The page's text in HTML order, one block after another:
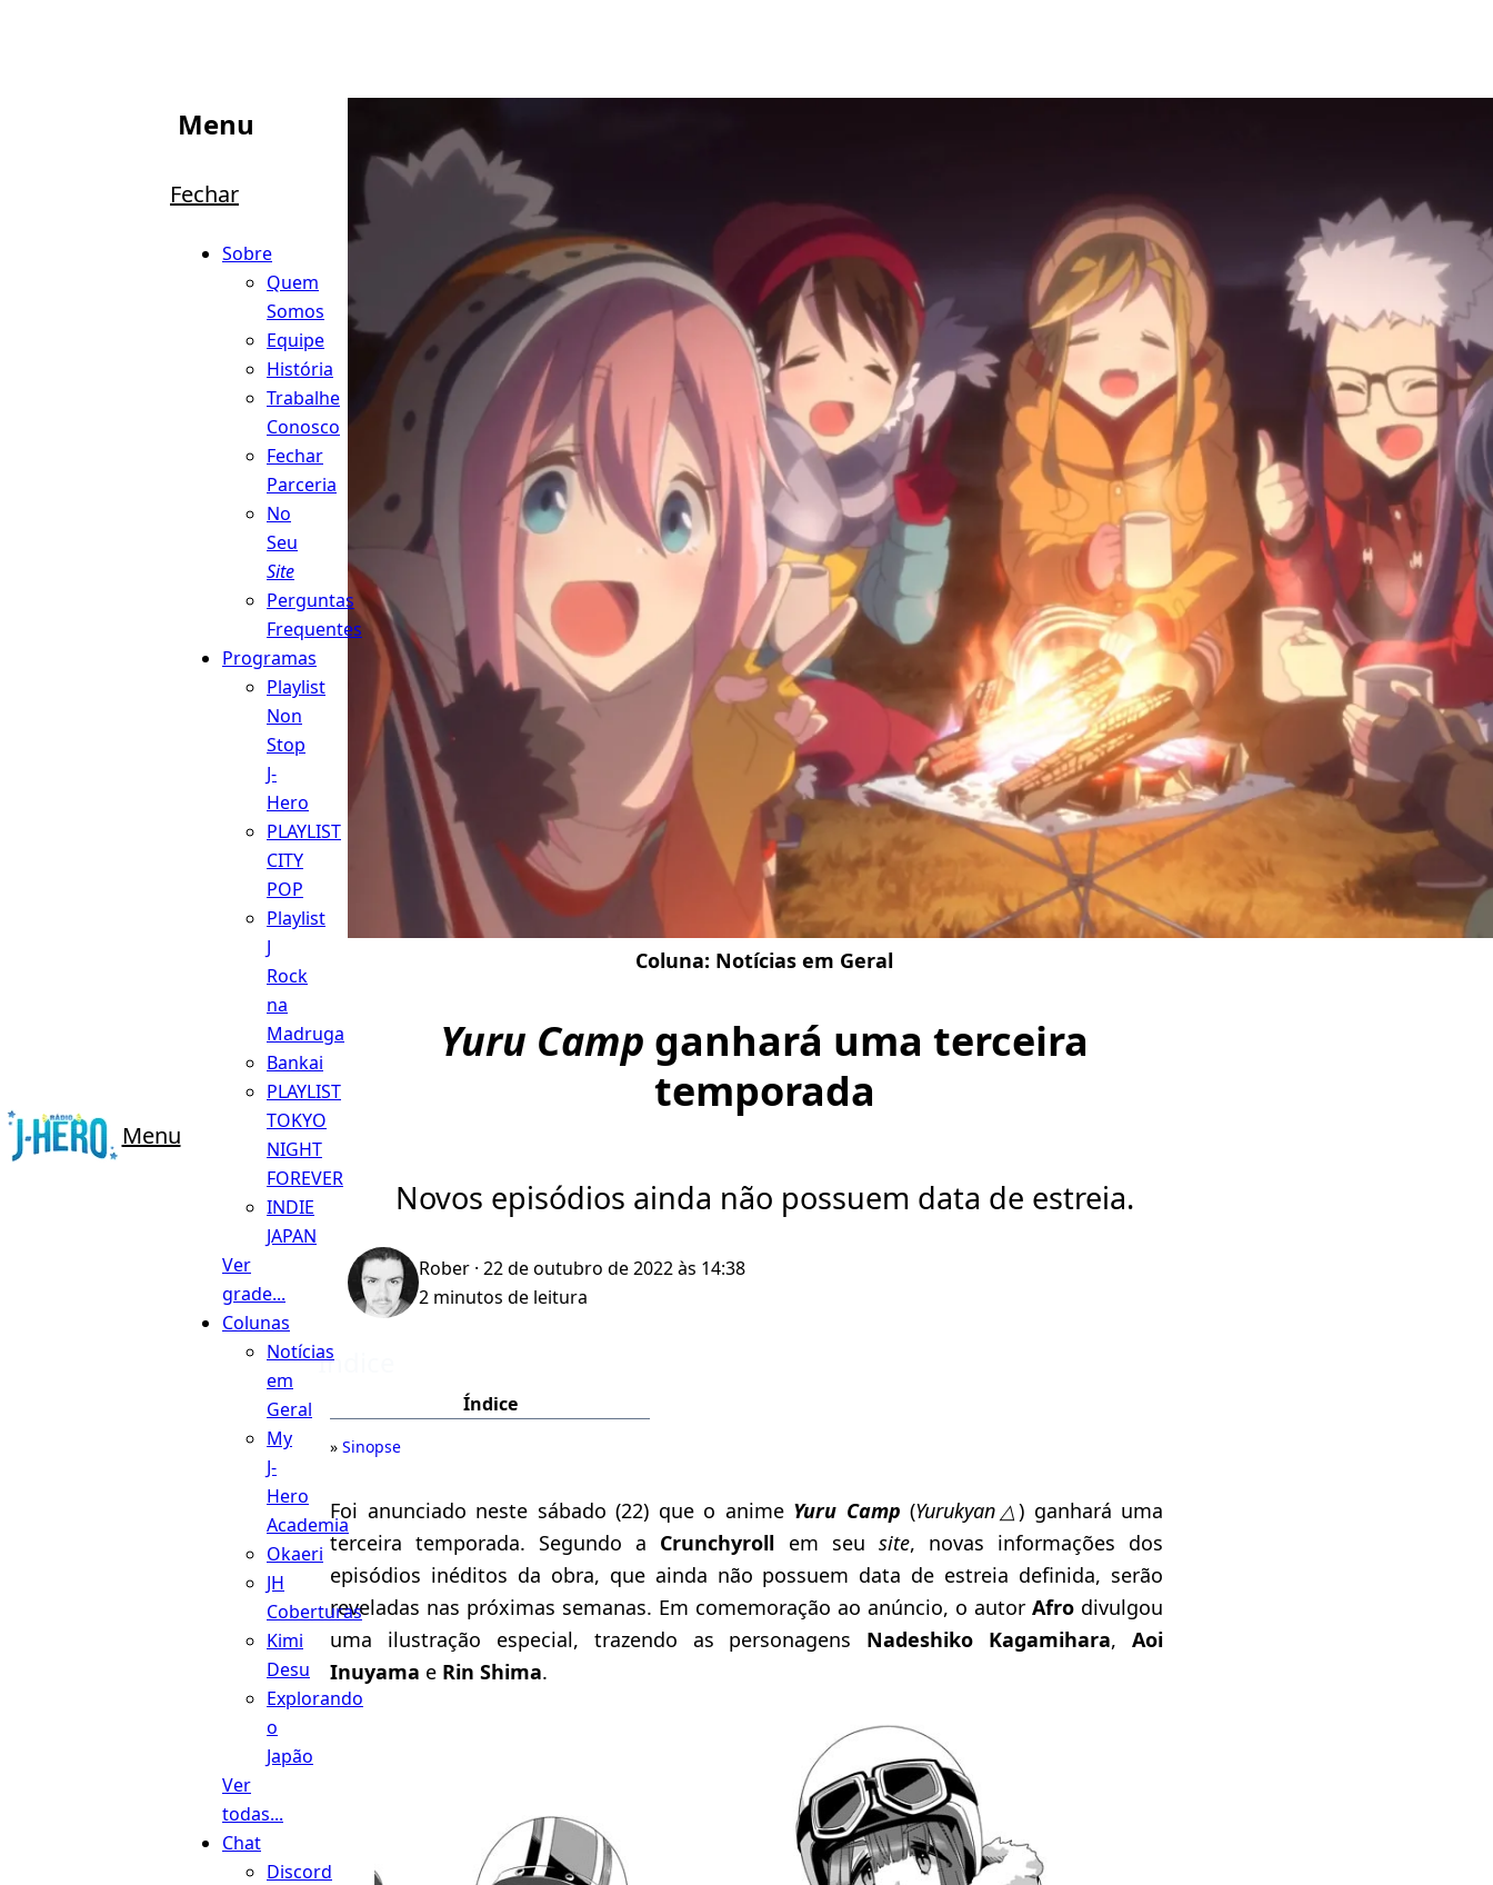
Menu
Menu
Fechar
Sobre
Quem
Somos
Equipe
História
Trabalhe
Conosco
Fechar
Parceria
No
Seu
Site
Perguntas
Frequentes
Programas
Playlist
Non
Stop
J-
Hero
PLAYLIST
CITY
POP
Playlist
J
Rock
na
Madruga
Bankai
PLAYLIST
TOKYO
NIGHT
FOREVER
INDIE
JAPAN
Ver
grade...
Colunas
Notícias
em
Geral
My
J-
Hero
Academia
Okaeri
JH
Coberturas
Kimi
Desu
Explorando
o
Japão
Ver
todas...
Chat
Discord
Coluna: Notícias em Geral
Yuru Camp ganhará uma terceira
temporada
Novos episódios ainda não possuem data de estreia.
Rober · 22 de outubro de 2022 às 14:38
2 minutos de leitura
Índice
Índice
Sinopse
Foi anunciado neste sábado (22) que o anime Yuru Camp (Yurukyan△) ganhará uma
terceira temporada. Segundo a Crunchyroll em seu site, novas informações dos
episódios inéditos da obra, que ainda não possuem data de estreia definida, serão
reveladas nas próximas semanas. Em comemoração ao anúncio, o autor Afro divulgou
uma ilustração especial, trazendo as personagens Nadeshiko Kagamihara, Aoi
Inuyama e Rin Shima.